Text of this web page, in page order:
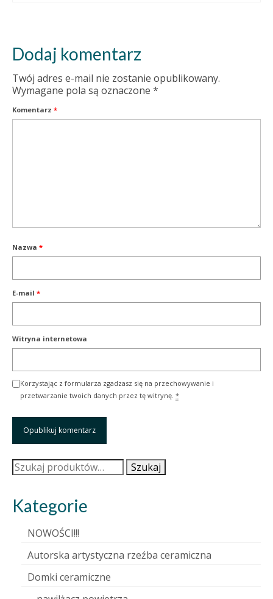
Dodaj komentarz
Twój adres e-mail nie zostanie opublikowany.
Wymagane pola są oznaczone *
Komentarz *
Nazwa *
E-mail *
Witryna internetowa
Korzystając z formularza zgadzasz się na przechowywanie i
przetwarzanie twoich danych przez tę witrynę. *
Szukaj: Szukaj
Kategorie
NOWOŚCI!!!
Autorska artystyczna rzeźba ceramiczna
Domki ceramiczne